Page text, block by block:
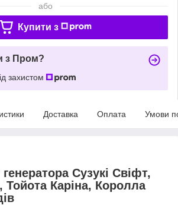
або
Купити з
з Пром?
захистом
Доставка Оплата Умови
Сузукі Свіфт,
Тойота Каріна, Королла